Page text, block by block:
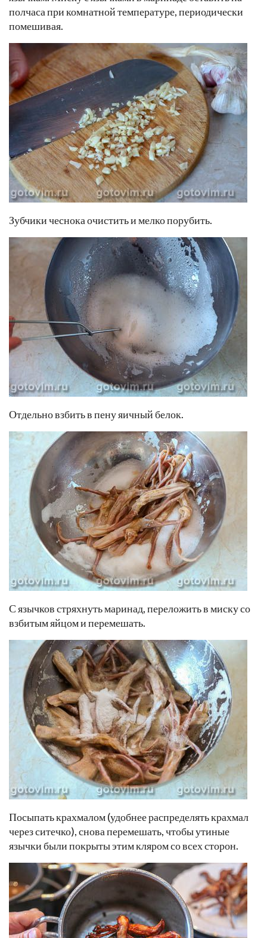
полчаса при комнатной температуре, периодически
помешивая.
Зубчики чеснока очистить и мелко порубить.
Отдельно взбить в пену яичный белок.
С язычков стряхнуть маринад, переложить в миску со
взбитым яйцом и перемешать.
Посыпать крахмалом (удобнее распределять крахмал
через ситечко), снова перемешать, чтобы утиные
язычки были покрыты этим кляром со всех сторон.